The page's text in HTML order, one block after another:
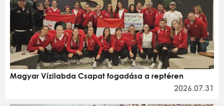
Magyar Vízilabda Csapat fogadása a reptéren
2026.07.31